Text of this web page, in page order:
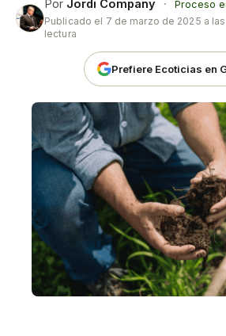
Por Jordi Company ·
Proceso
Publicado el 7 de marzo de 2025 a
lectura
Prefiere Ecoticias en